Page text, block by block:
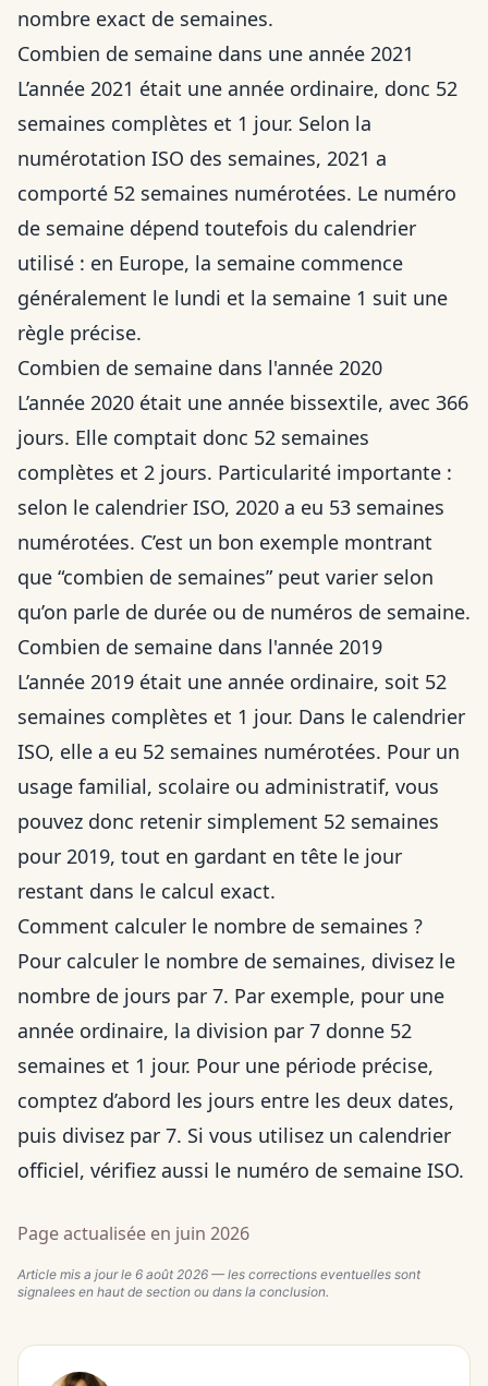
nombre exact de semaines.
Combien de semaine dans une année 2021
L’année 2021 était une année ordinaire, donc 52
semaines complètes et 1 jour. Selon la
numérotation ISO des semaines, 2021 a
comporté 52 semaines numérotées. Le numéro
de semaine dépend toutefois du calendrier
utilisé : en Europe, la semaine commence
généralement le lundi et la semaine 1 suit une
règle précise.
Combien de semaine dans l'année 2020
L’année 2020 était une année bissextile, avec 366
jours. Elle comptait donc 52 semaines
complètes et 2 jours. Particularité importante :
selon le calendrier ISO, 2020 a eu 53 semaines
numérotées. C’est un bon exemple montrant
que “combien de semaines” peut varier selon
qu’on parle de durée ou de numéros de semaine.
Combien de semaine dans l'année 2019
L’année 2019 était une année ordinaire, soit 52
semaines complètes et 1 jour. Dans le calendrier
ISO, elle a eu 52 semaines numérotées. Pour un
usage familial, scolaire ou administratif, vous
pouvez donc retenir simplement 52 semaines
pour 2019, tout en gardant en tête le jour
restant dans le calcul exact.
Comment calculer le nombre de semaines ?
Pour calculer le nombre de semaines, divisez le
nombre de jours par 7. Par exemple, pour une
année ordinaire, la division par 7 donne 52
semaines et 1 jour. Pour une période précise,
comptez d’abord les jours entre les deux dates,
puis divisez par 7. Si vous utilisez un calendrier
officiel, vérifiez aussi le numéro de semaine ISO.
Page actualisée en juin 2026
Article mis a jour le 6 août 2026 — les corrections eventuelles sont
signalees en haut de section ou dans la conclusion.